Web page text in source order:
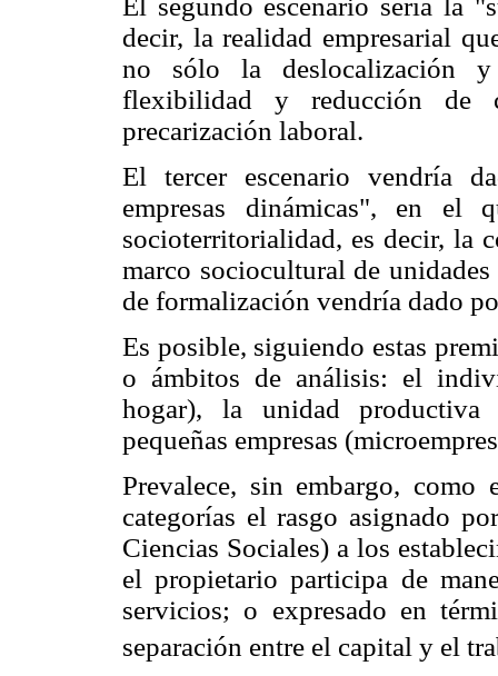
decir, la realidad empresarial
no sólo la deslocalización
flexibilidad y reducción de
precarización laboral.
El tercer escenario vendría
empresas dinámicas", en el
socioterritorialidad, es decir, la
marco sociocultural de
de formalización vendría dado
Es posible, siguiendo estas
o ámbitos de análisis: el
hogar), la unidad productiva
pequeñas empresas
Prevalece, sin embargo, como
categorías el rasgo asignado
Ciencias Sociales) a los
el propietario participa de
servicios; o expresado en
separación entre el capital y el